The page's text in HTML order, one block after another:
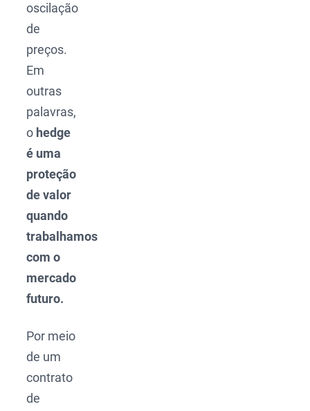
oscilação
de
preços.
Em
outras
palavras,
o hedge
é uma
proteção
de valor
quando
trabalhamos
com o
mercado
futuro.
Por meio
de um
contrato
de